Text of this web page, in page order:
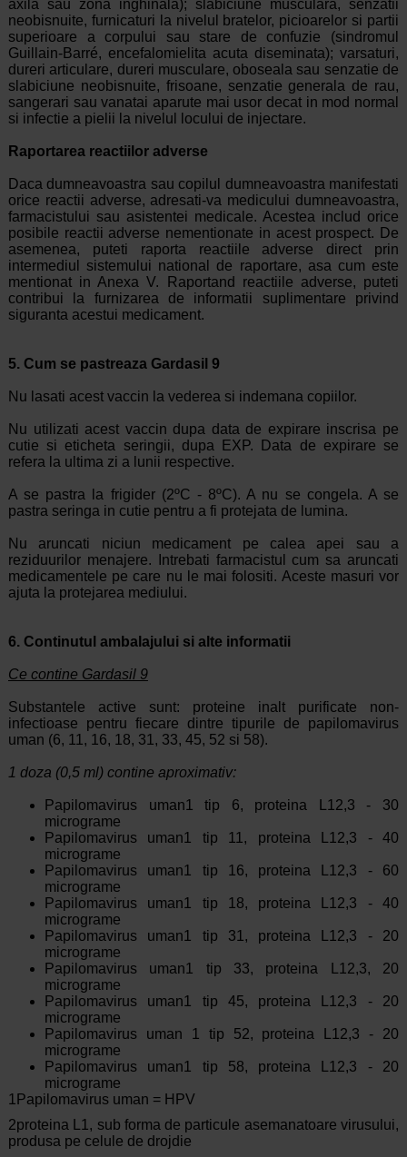
axila sau zona inghinala); slabiciune musculara, senzatii
neobisnuite, furnicaturi la nivelul bratelor, picioarelor si partii
superioare a corpului sau stare de confuzie (sindromul
Guillain-Barré, encefalomielita acuta diseminata); varsaturi,
dureri articulare, dureri musculare, oboseala sau senzatie de
slabiciune neobisnuite, frisoane, senzatie generala de rau,
sangerari sau vanatai aparute mai usor decat in mod normal
si infectie a pielii la nivelul locului de injectare.
Raportarea reactiilor adverse
Daca dumneavoastra sau copilul dumneavoastra manifestati
orice reactii adverse, adresati-va medicului dumneavoastra,
farmacistului sau asistentei medicale. Acestea includ orice
posibile reactii adverse nementionate in acest prospect. De
asemenea, puteti raporta reactiile adverse direct prin
intermediul sistemului national de raportare, asa cum este
mentionat in Anexa V. Raportand reactiile adverse, puteti
contribui la furnizarea de informatii suplimentare privind
siguranta acestui medicament.
5. Cum se pastreaza Gardasil 9
Nu lasati acest vaccin la vederea si indemana copiilor.
Nu utilizati acest vaccin dupa data de expirare inscrisa pe
cutie si eticheta seringii, dupa EXP. Data de expirare se
refera la ultima zi a lunii respective.
A se pastra la frigider (2ºC - 8ºC). A nu se congela. A se
pastra seringa in cutie pentru a fi protejata de lumina.
Nu aruncati niciun medicament pe calea apei sau a
reziduurilor menajere. Intrebati farmacistul cum sa aruncati
medicamentele pe care nu le mai folositi. Aceste masuri vor
ajuta la protejarea mediului.
6. Continutul ambalajului si alte informatii
Ce contine Gardasil 9
Substantele active sunt: proteine inalt purificate non-
infectioase pentru fiecare dintre tipurile de papilomavirus
uman (6, 11, 16, 18, 31, 33, 45, 52 si 58).
1 doza (0,5 ml) contine aproximativ:
Papilomavirus uman1 tip 6, proteina L12,3 - 30
micrograme
Papilomavirus uman1 tip 11, proteina L12,3 - 40
micrograme
Papilomavirus uman1 tip 16, proteina L12,3 - 60
micrograme
Papilomavirus uman1 tip 18, proteina L12,3 - 40
micrograme
Papilomavirus uman1 tip 31, proteina L12,3 - 20
micrograme
Papilomavirus uman1 tip 33, proteina L12,3, 20
micrograme
Papilomavirus uman1 tip 45, proteina L12,3 - 20
micrograme
Papilomavirus uman 1 tip 52, proteina L12,3 - 20
micrograme
Papilomavirus uman1 tip 58, proteina L12,3 - 20
micrograme
1Papilomavirus uman = HPV
2proteina L1, sub forma de particule asemanatoare virusului,
produsa pe celule de drojdie